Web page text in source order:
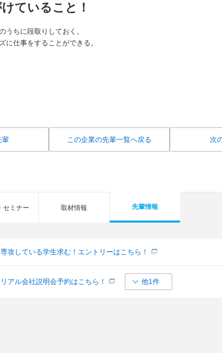
ていること！
うちに段取りしておく。
に仕事をすることができる。
輩 この企業の先輩一覧へ戻る 次
セミナー 取材情報 先輩情報
攻している学生求む！エントリーはこちら！
リアル会社説明会予約はこちら！ 他1件